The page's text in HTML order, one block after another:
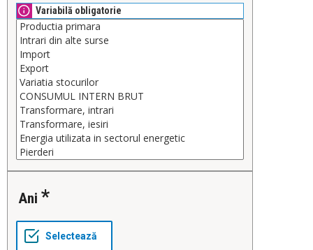
Variabilă obligatorie
Ani